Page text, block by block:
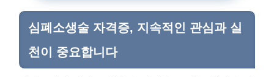
심폐소생술 자격증, 지속적인 관심과 실
천이 중요합니다